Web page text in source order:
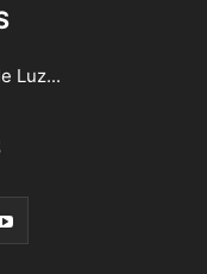
Luz...